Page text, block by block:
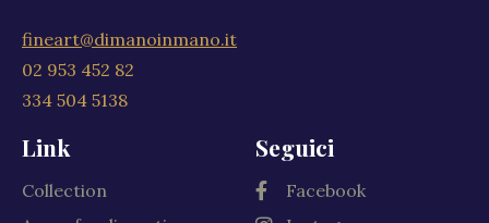
fineart@dimanoinmano.it
02 953 452 82
334 504 5138
Link
Collection
Seguici
Facebook